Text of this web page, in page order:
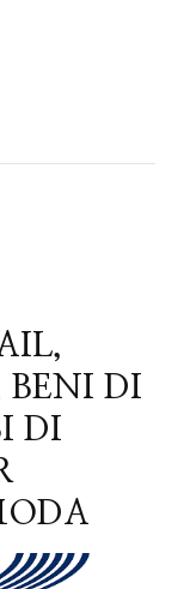
BENI DI
DI